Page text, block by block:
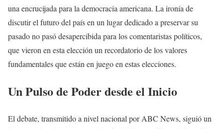
una encrucijada para la democracia americana. La ironía de
discutir el futuro del país en un lugar dedicado a preservar su
pasado no pasó desapercibida para los comentaristas políticos,
que vieron en esta elección un recordatorio de los valores
fundamentales que están en juego en estas elecciones.
Un Pulso de Poder desde el Inicio
El debate, transmitido a nivel nacional por ABC News, siguió un